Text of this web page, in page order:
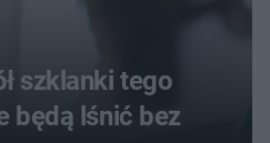
szklanki tego
będą lśnić bez